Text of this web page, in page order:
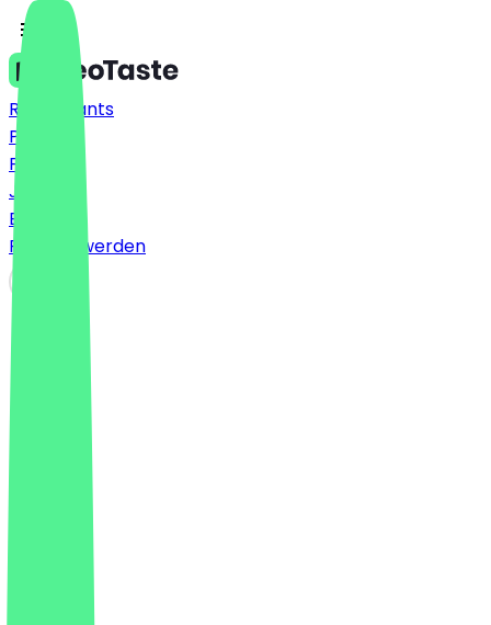
Restaurants
Preise
FAQ
Jobs
Blog
Partner werden